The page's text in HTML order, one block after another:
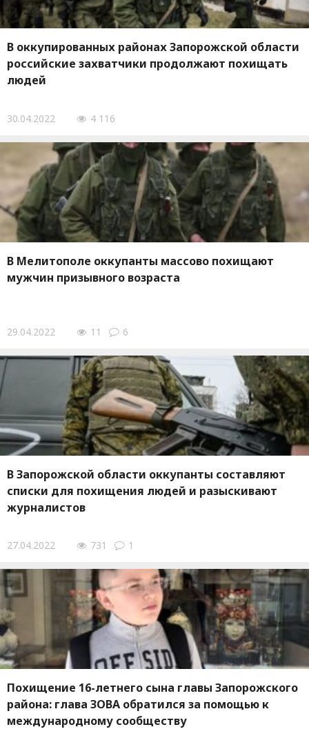
В оккупированных районах Запорожской области
российские захватчики продолжают похищать
людей
30.04.2022 4 116
В Мелитополе оккупанты массово похищают
мужчин призывного возраста
29.04.2022 11 6
В Запорожской области оккупанты составляют
списки для похищения людей и разыскивают
журналистов
27.04.2022 731 1
Похищение 16-летнего сына главы Запорожского
района: глава ЗОВА обратился за помощью к
международному сообществу